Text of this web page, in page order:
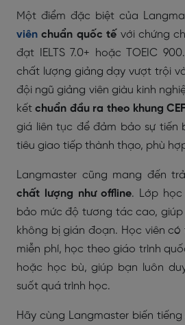
Một điểm đặc biệt của
viên chuẩn quốc tế với chứng
đạt IELTS 7.0+ hoặc TOEIC
chất lượng giảng dạy vượt trội
đội ngũ giảng viên giàu kinh
kếtchuẩn đầu ra theo khung
giá liên tục để đảm bảo sự tiến
tiêu giao tiếp thành thạo, phù
Langmaster cũng mang đến
chất lượng như offline. Lớp
bảo mức độ tương tác cao,
không bị gián đoạn. Học viên
miễn phí, học theo giáo trình
hoặc học bù, giúp bạn luôn
suốt quá trình học.
Hãy cùng Langmaster biến